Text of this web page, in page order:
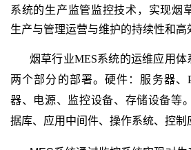
系统的生产监管监控技术，实现烟
生产与管理运营与维护的持续性和高
烟草行业MES系统的运维应用体
两个部分的部署。硬件：服务器、
器、电源、监控设备、存储设备等
据库、应用中间件、 操作系统、控制